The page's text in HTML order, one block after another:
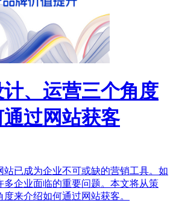
、运营三个角度
过网站获客
站已成为企业不可或缺的营销工具。如
多企业面临的重要问题。本文将从策
来介绍如何通过网站获客。